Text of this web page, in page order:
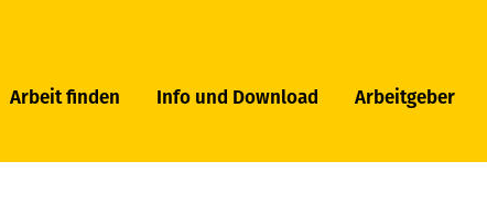
Arbeit finden Info und Download Arbeitgeber